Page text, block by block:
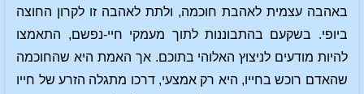
באהבה עצמית לאהבת חוכמה, ולתת לאהבה זו לקרון החוצה
ביופי. בשקעם בהתבוננות לתוך מעמקי חיי-נפשם, התאמצו
להיות מודעים לניצוץ האלוהי בתוכם. אך האמת היא שהחוכמה
שהאדם רוכש בחייו, היא רק אמצעי, דרכו מתגלה הזרע של חייו